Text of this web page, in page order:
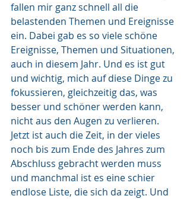
fallen mir ganz schnell all die
belastenden Themen und Ereignisse
ein. Dabei gab es so viele schöne
Ereignisse, Themen und Situationen,
auch in diesem Jahr. Und es ist gut
und wichtig, mich auf diese Dinge zu
fokussieren, gleichzeitig das, was
besser und schöner werden kann,
nicht aus den Augen zu verlieren.
Jetzt ist auch die Zeit, in der vieles
noch bis zum Ende des Jahres zum
Abschluss gebracht werden muss
und manchmal ist es eine schier
endlose Liste, die sich da zeigt. Und